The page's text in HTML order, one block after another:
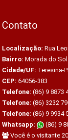
Contato
Localização: Rua
Bairro: Morada do Sol
Cidade/UF: Teresina-PI
CEP: 64056-383
Telefone: (86) 9 8873
Telefone: (86) 3232
Telefone: (86) 9 9934
Whatsapp:
(86) 9
Você é o visitante